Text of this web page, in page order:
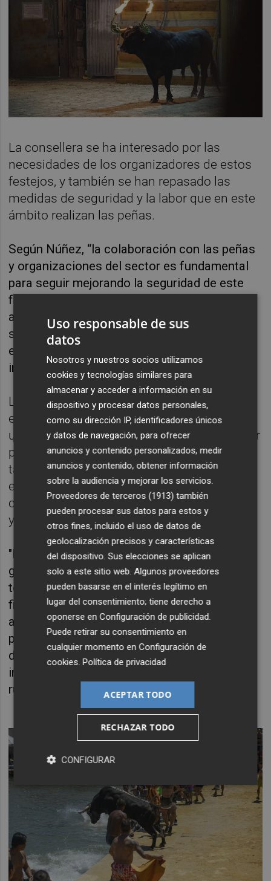
La consellera se ha interesado por las
necesidades de los organizadores de estos
festejos, y también se han repasado las
medidas de seguridad y la labor que en este
ámbito realizan las peñas.
Según Núñez, “la colaboración con las peñas
y organizaciones del sector es fundamental
para seguir mejorando la seguridad de este
festejo popular" y además ha pedido a los
aficionados que disfruten de la fiesta "pero
siempre con prudencia porque es un festejo
en el que se participa libremente, pero que
implica un riesgo”.
La consellera de Justicia e Interior ha
explicado que “la mejor forma de proteger
una de nuestras grandes tradiciones es velar
por la adecuada imagen de los festejos
taurinos" y ha proseguido que "la seguridad
es imprescindible pero también el
comportamiento cívico de los participantes
y el respeto al animal”.
"El mundo del toro, los aficionados y los
ganaderos son los primeros que defienden al
toro, porque es el elemento esencial de la
fiesta" y ha recordado que “los bous al carrer,
además de su importancia social como el
principal atractivo de las fiestas de muchos
de nuestros pueblos, genera empleo y un
importante impacto económico en el mundo
rural”.
Uso responsable de sus
datos
Nosotros y nuestros socios utilizamos
cookies y tecnologías similares para
almacenar y acceder a información en su
dispositivo y procesar datos personales,
como su dirección IP, identificadores únicos
y datos de navegación, para ofrecer
anuncios y contenido personalizados, medir
anuncios y contenido, obtener información
sobre la audiencia y mejorar los servicios.
Proveedores de terceros (1913) también
pueden procesar sus datos para estos y
otros fines, incluido el uso de datos de
geolocalización precisos y características
del dispositivo. Sus elecciones se aplican
solo a este sitio web. Algunos proveedores
pueden basarse en el interés legítimo en
lugar del consentimiento; tiene derecho a
oponerse enConfiguración de publicidad.
Puede retirar su consentimiento en
cualquier momento enConfiguración de
cookies.Política de privacidad
ACEPTAR TODO
RECHAZAR TODO
CONFIGURAR